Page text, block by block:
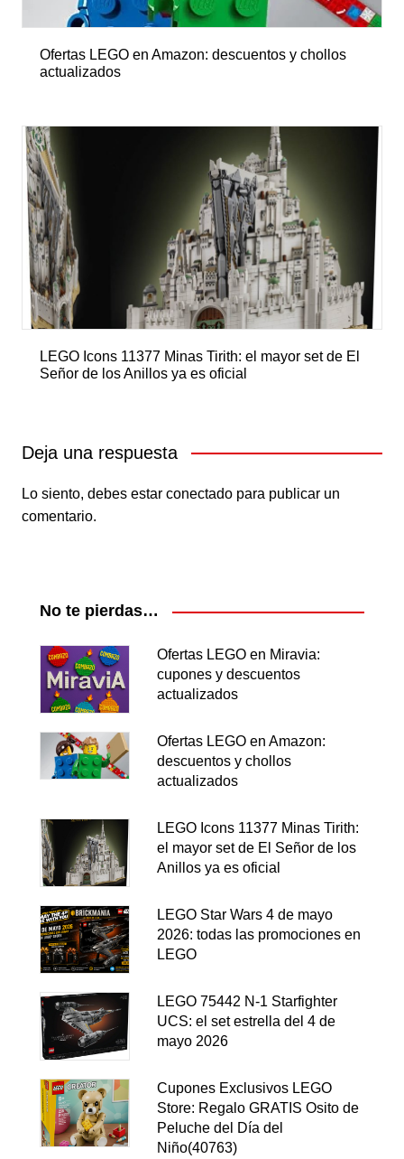
Ofertas LEGO en Amazon: descuentos y chollos
actualizados
LEGO Icons 11377 Minas Tirith: el mayor set de El
Señor de los Anillos ya es oficial
Deja una respuesta
Lo siento, debes estar conectadopara publicar un
comentario.
No te pierdas…
Ofertas LEGO en Miravia:
cupones y descuentos
actualizados
Ofertas LEGO en Amazon:
descuentos y chollos
actualizados
LEGO Icons 11377 Minas Tirith:
el mayor set de El Señor de los
Anillos ya es oficial
LEGO Star Wars 4 de mayo
2026: todas las promociones en
LEGO
LEGO 75442 N-1 Starfighter
UCS: el set estrella del 4 de
mayo 2026
Cupones Exclusivos LEGO
Store: Regalo GRATIS Osito de
Peluche del Día del
Niño(40763)